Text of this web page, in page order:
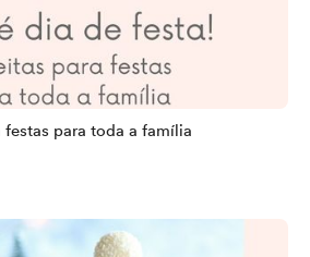
festas para toda a família